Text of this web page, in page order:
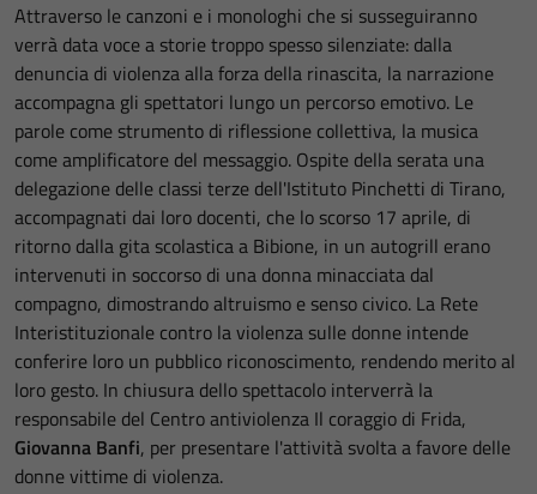
Attraverso le canzoni e i monologhi che si susseguiranno
verrà data voce a storie troppo spesso silenziate: dalla
denuncia di violenza alla forza della rinascita, la narrazione
accompagna gli spettatori lungo un percorso emotivo. Le
parole come strumento di riflessione collettiva, la musica
come amplificatore del messaggio. Ospite della serata una
delegazione delle classi terze dell'Istituto Pinchetti di Tirano,
accompagnati dai loro docenti, che lo scorso 17 aprile, di
ritorno dalla gita scolastica a Bibione, in un autogrill erano
intervenuti in soccorso di una donna minacciata dal
compagno, dimostrando altruismo e senso civico. La Rete
Interistituzionale contro la violenza sulle donne intende
conferire loro un pubblico riconoscimento, rendendo merito al
loro gesto. In chiusura dello spettacolo interverrà la
responsabile del Centro antiviolenza Il coraggio di Frida,
Giovanna Banfi, per presentare l'attività svolta a favore delle
donne vittime di violenza.